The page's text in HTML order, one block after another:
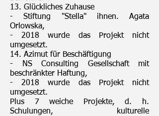
13. Glückliches Zuhause
- Stiftung "Stella" ihnen. Agata
Orlowska,
- 2018 wurde das Projekt nicht
umgesetzt.
14. Azimut für Beschäftigung
- NS Consulting Gesellschaft mit
beschränkter Haftung,
- 2018 wurde das Projekt nicht
umgesetzt.
Plus 7 weiche Projekte, d. h.
Schulungen, kulturelle